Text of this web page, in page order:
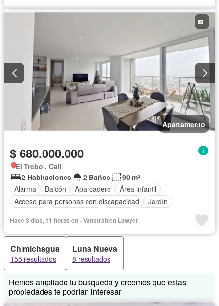
Apartamento
$ 680.000.000
El Trebol, Cali
2 Habitaciones
2 Baños
90 m²
Alarma
Balcón Aparcadero
Área infantil
Acceso para personas con discapacidad
Jardín
Gas natural
Vista panorámica
Seguridad privada
Piscina
Agua
Hace 3 días, 11 horas en - Vanstrahlen Lawyer
Chimichagua
155 resultados
Luna Nueva
8 resultados
Hemos ampliado tu búsqueda y creemos que estas
propiedades te podrían interesar